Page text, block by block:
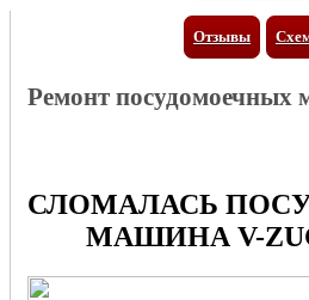
Отзывы
Ремонт посудомоечных
СЛОМАЛАСЬ
МАШИНА V-